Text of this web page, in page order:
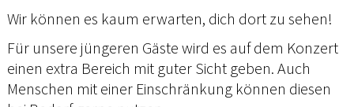
Wir können es kaum erwarten, dich dort zu sehen!
Für unsere jüngeren Gäste wird es auf dem Konzert
einen extra Bereich mit guter Sicht geben. Auch
Menschen mit einer Einschränkung können diesen